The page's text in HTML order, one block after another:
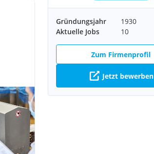
Gründungsjahr
1930
Aktuelle Jobs
10
Zum Firmenprofil
Jetzt bewerben